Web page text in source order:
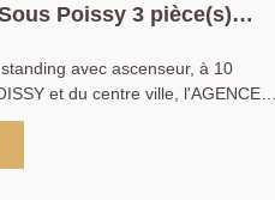
Poissy 3 pièce(s)
avec ascenseur, à 10
et du centre ville, l'AGENCE
appartement 3 pièces de 59.60m2
donnant accès à un balcon, une
2 chambres, une salle de